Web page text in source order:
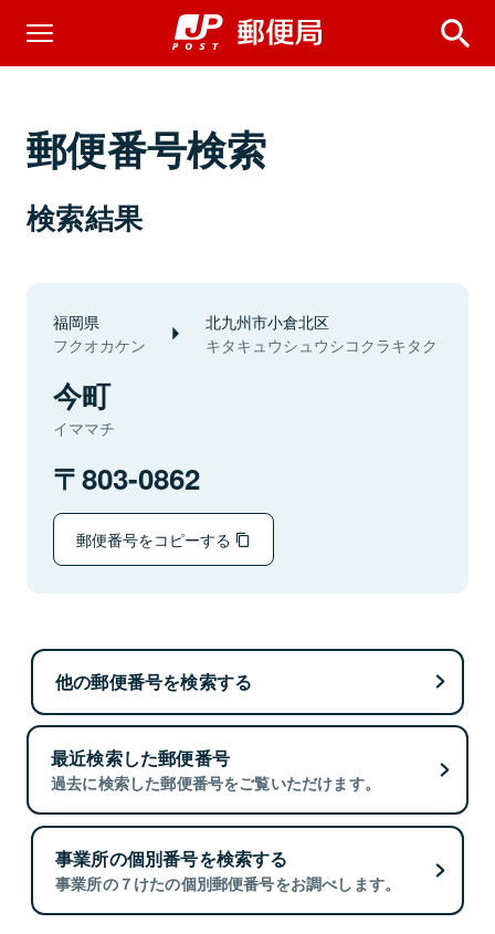
郵便番号検索
検索結果
福岡県
フクオカケン
北九州市小倉北区
キタキュウシュウシコクラキタク
今町
イママチ
803-0862
郵便番号をコピーする
他の郵便番号を検索する
最近検索した郵便番号
過去に検索した郵便番号をご覧いただけます。
事業所の個別番号を検索する
事業所の７けたの個別郵便番号をお調べします。